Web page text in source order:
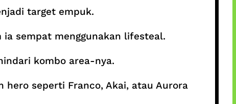
target empuk.
sempat menggunakan lifesteal.
kombo area-nya.
seperti Franco, Akai, atau Aurora